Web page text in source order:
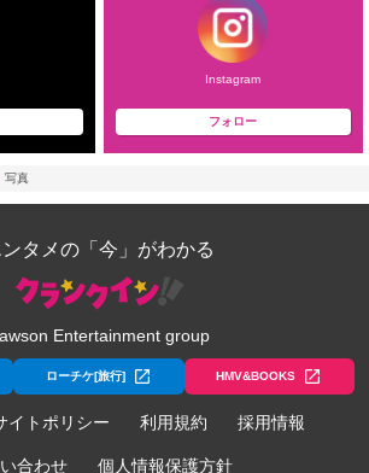
Instagram
フォロー
写真
タメの「今」がわかる
Entertainment group
ローチケ[旅行] HMV&BOOKS
イトポリシー 利用規約 採用情報
合わせ 個人情報保護方針